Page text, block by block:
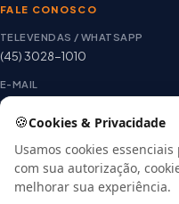
FALE CONOSCO
TELEVENDAS / WHATSAPP
(45) 3028-1010
E-MAIL
thiago@artetintas.com.br
HORÁRIO
Seg. a Sex. 8h às 18h
Sábado 8h às 12h
🍪Cookies & Privacidade
Usamos cookies
com sua autorização,
melhorar sua experiência.